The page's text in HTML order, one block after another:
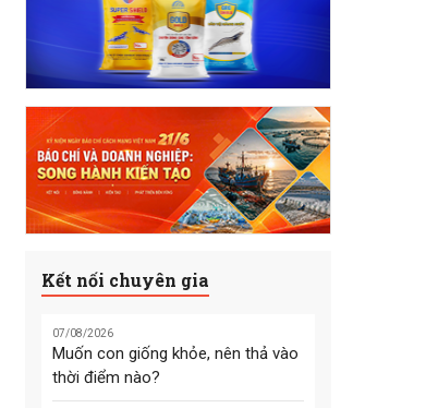
Kết nối chuyên gia
07/08/2026
Muốn con giống khỏe, nên thả vào
thời điểm nào?